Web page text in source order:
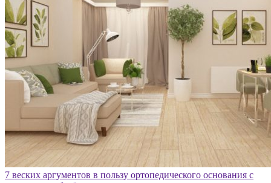
7 веских аргументов в пользу ортопедического основания с